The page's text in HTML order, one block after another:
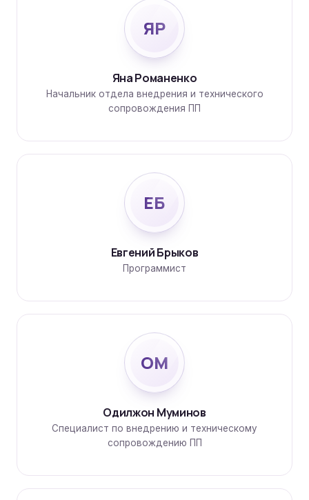
ЯР
Яна Романенко
Начальник отдела внедрения и технического
сопровождения ПП
ЕБ
Евгений Брыков
Программист
ОМ
Одилжон Муминов
Специалист по внедрению и техническому
сопровождению ПП